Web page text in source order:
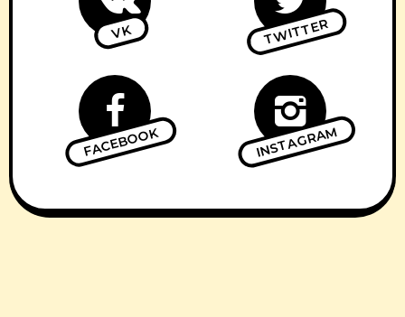
VK TWITTER
FACEBOOK INSTAGRAM